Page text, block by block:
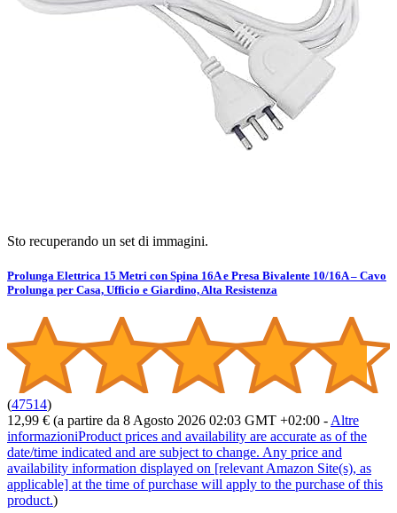
Sto recuperando un set di immagini.
Prolunga Elettrica 15 Metri con Spina 16A e Presa Bivalente 10/16A – Cavo
Prolunga per Casa, Ufficio e Giardino, Alta Resistenza
(47514)
12,99 € (a partire da 8 Agosto 2026 02:03 GMT +02:00 - Altre
informazioniProduct prices and availability are accurate as of the
date/time indicated and are subject to change. Any price and
availability information displayed on [relevant Amazon Site(s), as
applicable] at the time of purchase will apply to the purchase of this
product.)